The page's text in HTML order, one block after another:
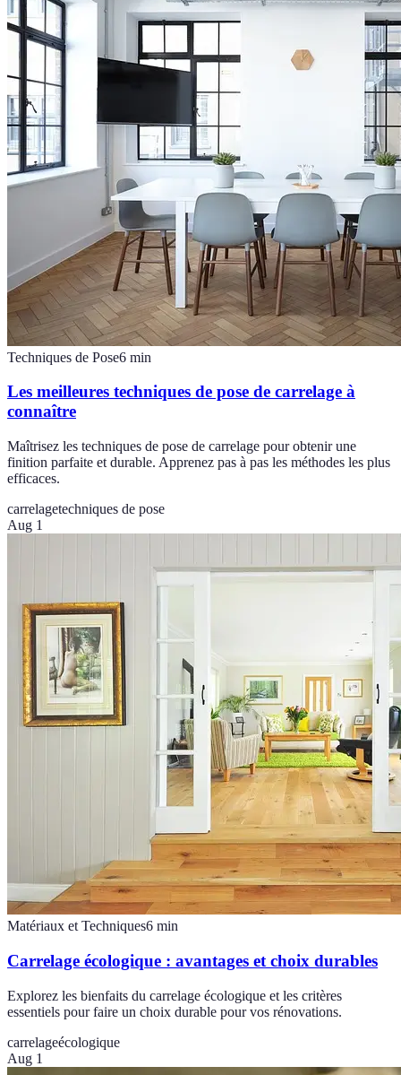
Techniques de Pose6 min
Les meilleures techniques de pose de carrelage à
connaître
Maîtrisez les techniques de pose de carrelage pour obtenir une
finition parfaite et durable. Apprenez pas à pas les méthodes les plus
efficaces.
carrelagetechniques de pose
Aug 1
Matériaux et Techniques6 min
Carrelage écologique : avantages et choix durables
Explorez les bienfaits du carrelage écologique et les critères
essentiels pour faire un choix durable pour vos rénovations.
carrelageécologique
Aug 1